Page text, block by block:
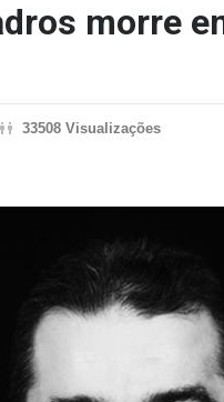
morre
33508 Visualizações